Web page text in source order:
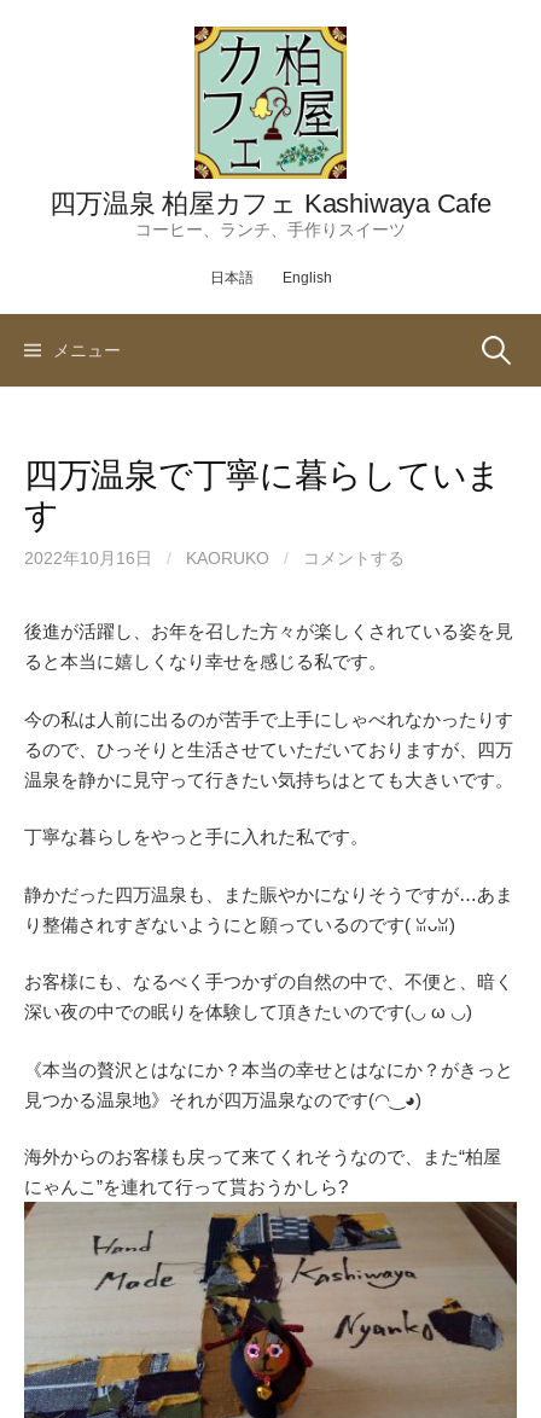
四万温泉 柏屋カフェ Kashiwaya Cafe
コーヒー、ランチ、手作りスイーツ
日本語 English
メニュー 検
四万温泉で丁寧に暮らしていま
す
2022年10月16日 / KAORUKO / コメントする
後進が活躍し、お年を召した方々が楽しくされている姿を見
ると本当に嬉しくなり幸せを感じる私です。
今の私は人前に出るのが苦手で上手にしゃべれなかったりす
るので、ひっそりと生活させていただいておりますが、四万
温泉を静かに見守って行きたい気持ちはとても大きいです。
丁寧な暮らしをやっと手に入れた私です。
静かだった四万温泉も、また賑やかになりそうですが…あま
り整備されすぎないようにと願っているのです(⁠ ⁠ꈍ⁠ᴗ⁠ꈍ⁠)
お客様にも、なるべく手つかずの自然の中で、不便と、暗く
深い夜の中での眠りを体験して頂きたいのです(⁠◡⁠ ⁠ω⁠ ⁠◡⁠)
《本当の贅沢とはなにか？本当の幸せとはなにか？がきっと
見つかる温泉地》それが四万温泉なのです(⁠◠⁠‿⁠◕⁠)
海外からのお客様も戻って来てくれそうなので、また“柏屋
にゃんこ”を連れて行って貰おうかしら?